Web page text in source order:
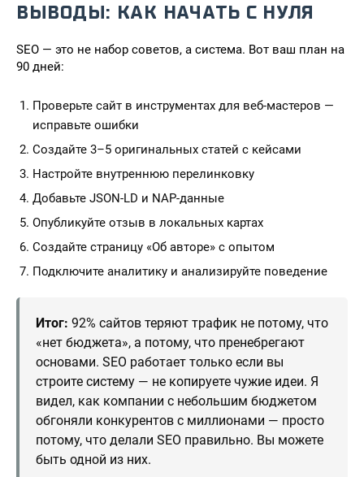
ВЫВОДЫ: КАК НАЧАТЬ С НУЛЯ
SEO — это не набор советов, а система. Вот ваш план на
90 дней:
Проверьте сайт в инструментах для веб-мастеров —
исправьте ошибки
Создайте 3–5 оригинальных статей с кейсами
Настройте внутреннюю перелинковку
Добавьте JSON-LD и NAP-данные
Опубликуйте отзыв в локальных картах
Создайте страницу «Об авторе» с опытом
Подключите аналитику и анализируйте поведение
Итог: 92% сайтов теряют трафик не потому, что
«нет бюджета», а потому, что пренебрегают
основами. SEO работает только если вы
строите систему — не копируете чужие идеи. Я
видел, как компании с небольшим бюджетом
обгоняли конкурентов с миллионами — просто
потому, что делали SEO правильно. Вы можете
быть одной из них.